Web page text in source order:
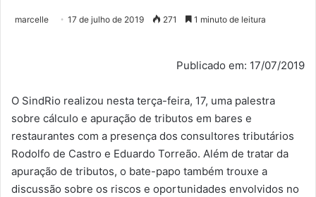
marcelle 17 de julho de 2019 271 1 minuto de leitura
Publicado em: 17/07/2019
O SindRio realizou nesta terça-feira, 17, uma palestra
sobre cálculo e apuração de tributos em bares e
restaurantes com a presença dos consultores tributários
Rodolfo de Castro e Eduardo Torreão. Além de tratar da
apuração de tributos, o bate-papo também trouxe a
discussão sobre os riscos e oportunidades envolvidos no